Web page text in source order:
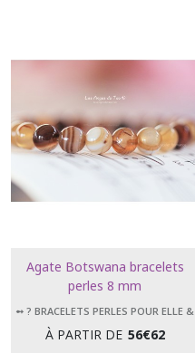
Agate Botswana bracelets
perles 8 mm
➻ ? BRACELETS PERLES POUR ELLE &
À PARTIR DE 56€62